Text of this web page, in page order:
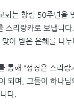
회는 창립 50주년을
스리랑카로 보냅니다
맞아 받은 은혜를 나
통해 “성경은 스리랑
되며 그들이 하나
다